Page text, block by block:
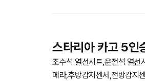
스타리아 카고 5인
조수석 열선시트,운전석 열선
메라,후방감지센서,전방감지